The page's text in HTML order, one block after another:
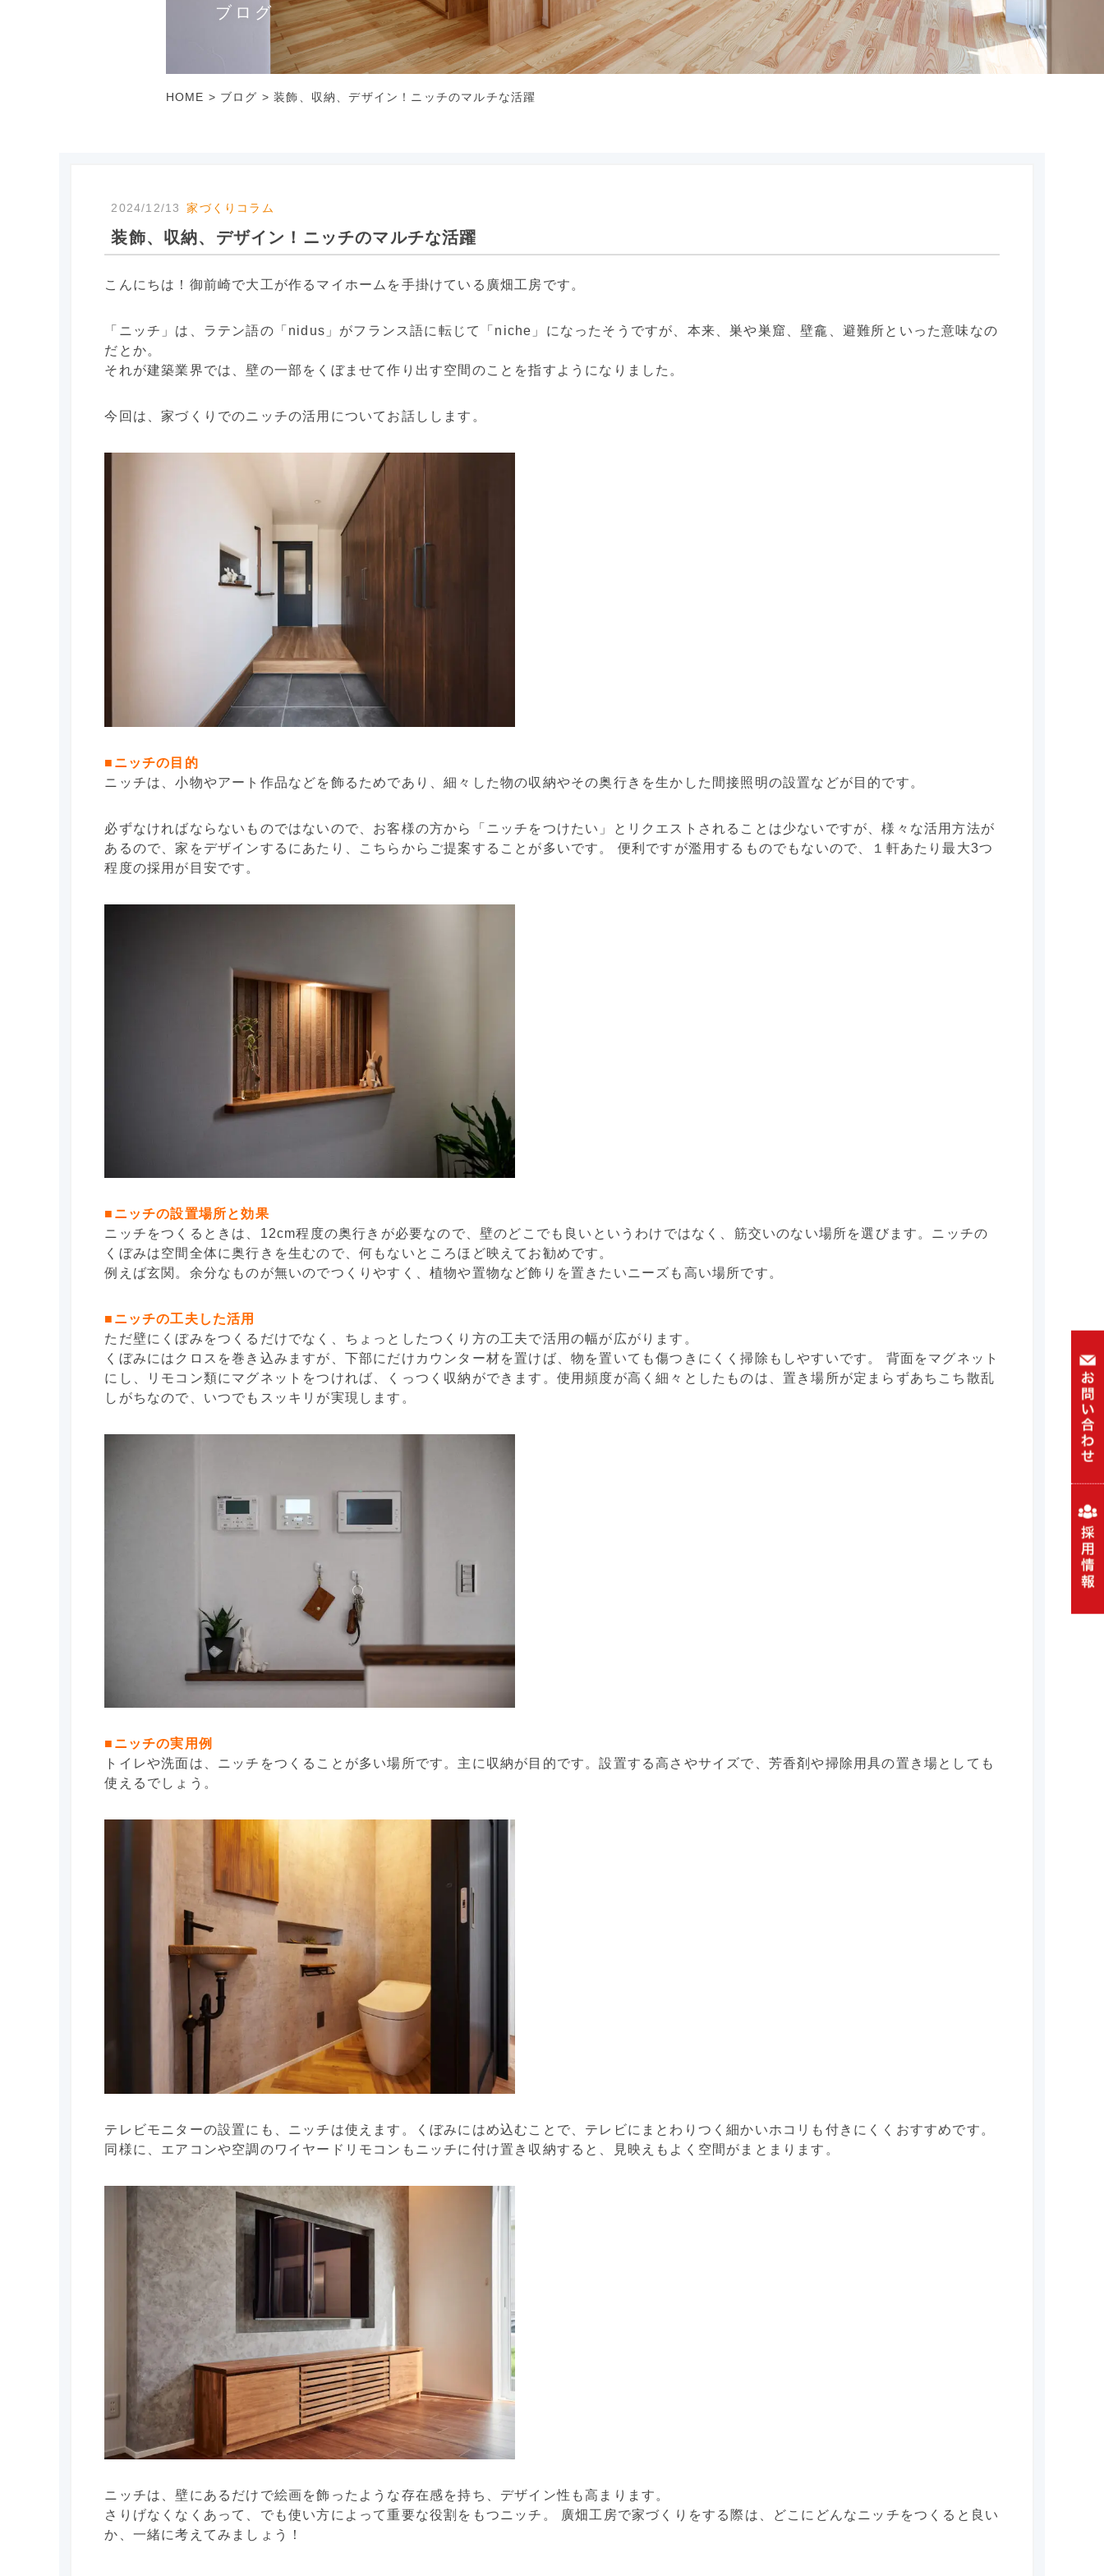
ブログ
HOME > ブログ >装飾、収納、デザイン！ニッチのマルチな活躍
装飾、収納、デザイン！ニッチのマルチな活躍
2024/12/13 家づくりコラム
こんにちは！御前崎で大工が作るマイホームを手掛けている廣畑工房です。
「ニッチ」は、ラテン語の「nidus」がフランス語に転じて「niche」になったそうですが、本来、巣や巣窟、壁龕、避難所といった意味なの
だとか。
それが建築業界では、壁の一部をくぼませて作り出す空間のことを指すようになりました。
今回は、家づくりでのニッチの活用についてお話しします。
■ニッチの目的
ニッチは、小物やアート作品などを飾るためであり、細々した物の収納やその奥行きを生かした間接照明の設置などが目的です。
必ずなければならないものではないので、お客様の方から「ニッチをつけたい」とリクエストされることは少ないですが、様々な活用方法が
あるので、家をデザインするにあたり、こちらからご提案することが多いです。 便利ですが濫用するものでもないので、１軒あたり最大3つ
程度の採用が目安です。
■ニッチの設置場所と効果
ニッチをつくるときは、12cm程度の奥行きが必要なので、壁のどこでも良いというわけではなく、筋交いのない場所を選びます。ニッチの
くぼみは空間全体に奥行きを生むので、何もないところほど映えてお勧めです。
例えば玄関。余分なものが無いのでつくりやすく、植物や置物など飾りを置きたいニーズも高い場所です。
■ニッチの工夫した活用
ただ壁にくぼみをつくるだけでなく、ちょっとしたつくり方の工夫で活用の幅が広がります。
くぼみにはクロスを巻き込みますが、下部にだけカウンター材を置けば、物を置いても傷つきにくく掃除もしやすいです。 背面をマグネット
にし、リモコン類にマグネットをつければ、くっつく収納ができます。使用頻度が高く細々としたものは、置き場所が定まらずあちこち散乱
しがちなので、いつでもスッキリが実現します。
■ニッチの実用例
トイレや洗面は、ニッチをつくることが多い場所です。主に収納が目的です。設置する高さやサイズで、芳香剤や掃除用具の置き場としても
使えるでしょう。
テレビモニターの設置にも、ニッチは使えます。くぼみにはめ込むことで、テレビにまとわりつく細かいホコリも付きにくくおすすめです。
同様に、エアコンや空調のワイヤードリモコンもニッチに付け置き収納すると、見映えもよく空間がまとまります。
ニッチは、壁にあるだけで絵画を飾ったような存在感を持ち、デザイン性も高まります。
さりげなくなくあって、でも使い方によって重要な役割をもつニッチ。 廣畑工房で家づくりをする際は、どこにどんなニッチをつくると良い
か、一緒に考えてみましょう！